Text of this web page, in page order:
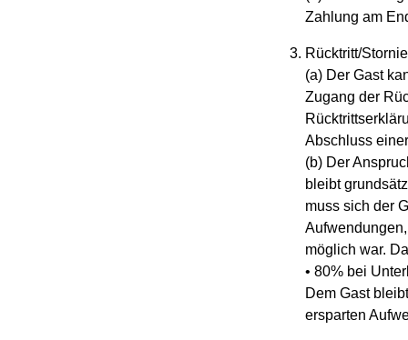
Zahlung am
Rücktritt/
(a) Der Gast
Zugang der
Abschluss
(b) Der
bleibt
muss sich der
möglich war.
• 80% bei
Dem Gast
ersparten